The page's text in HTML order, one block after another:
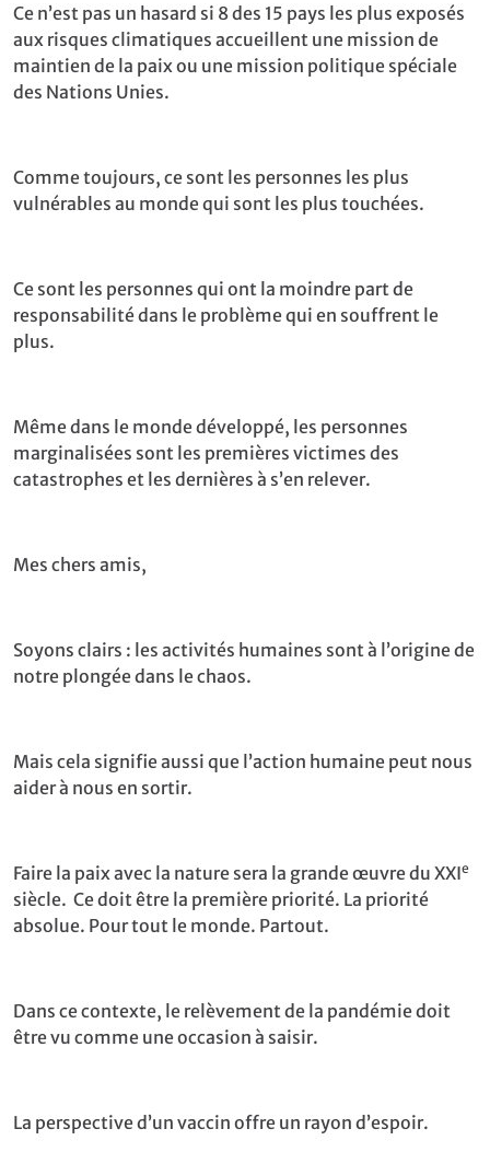
Ce n’est pas un hasard si 8 des 15 pays les plus exposés
aux risques climatiques accueillent une mission de
maintien de la paix ou une mission politique spéciale
des Nations Unies.
Comme toujours, ce sont les personnes les plus
vulnérables au monde qui sont les plus touchées.
Ce sont les personnes qui ont la moindre part de
responsabilité dans le problème qui en souffrent le
plus.
Même dans le monde développé, les personnes
marginalisées sont les premières victimes des
catastrophes et les dernières à s’en relever.
Mes chers amis,
Soyons clairs : les activités humaines sont à l’origine de
notre plongée dans le chaos.
Mais cela signifie aussi que l’action humaine peut nous
aider à nous en sortir.
Faire la paix avec la nature sera la grande œuvre du XXIe
siècle. Ce doit être la première priorité. La priorité
absolue. Pour tout le monde. Partout.
Dans ce contexte, le relèvement de la pandémie doit
être vu comme une occasion à saisir.
La perspective d’un vaccin offre un rayon d’espoir.